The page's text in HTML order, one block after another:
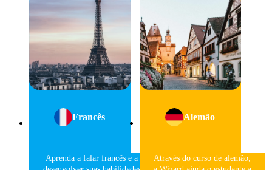
Francês
Aprenda a falar francês e a
Alemão
Através do curso de alemão,